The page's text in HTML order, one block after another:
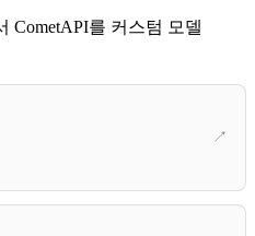
CometAPI를 커스텀 모델